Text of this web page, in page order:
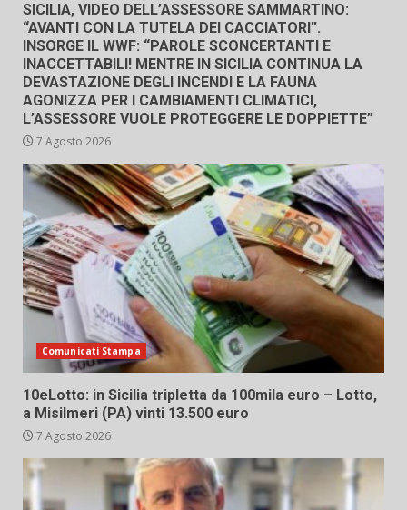
SICILIA, VIDEO DELL’ASSESSORE SAMMARTINO:
“AVANTI CON LA TUTELA DEI CACCIATORI”.
INSORGE IL WWF: “PAROLE SCONCERTANTI E
INACCETTABILI! MENTRE IN SICILIA CONTINUA LA
DEVASTAZIONE DEGLI INCENDI E LA FAUNA
AGONIZZA PER I CAMBIAMENTI CLIMATICI,
L’ASSESSORE VUOLE PROTEGGERE LE DOPPIETTE”
7 Agosto 2026
Comunicati Stampa
10eLotto: in Sicilia tripletta da 100mila euro – Lotto,
a Misilmeri (PA) vinti 13.500 euro
7 Agosto 2026